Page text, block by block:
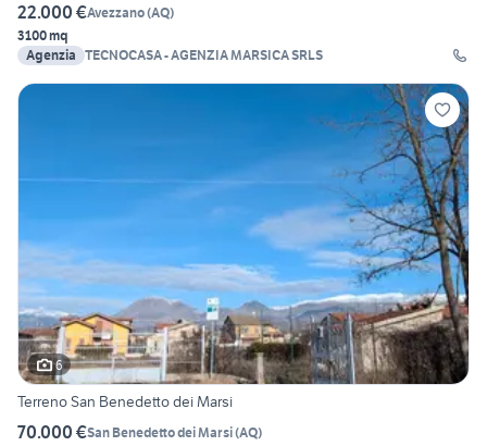
22.000 €Avezzano(AQ)
3100 mq
Agenzia TECNOCASA - AGENZIA MARSICA SRLS
6
Terreno San Benedetto dei Marsi
70.000 €San Benedetto dei Marsi(AQ)